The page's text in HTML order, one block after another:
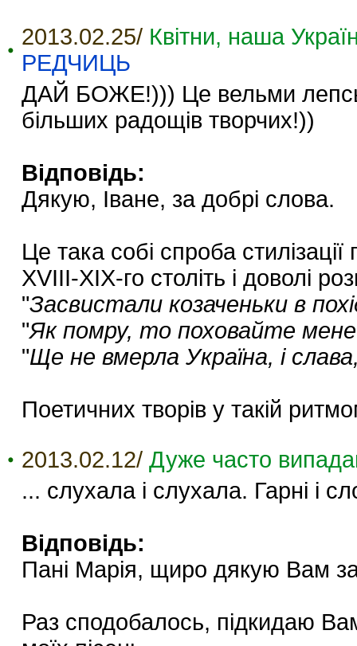
2013.02.25/ Квітни, наша
РЕДЧИЦЬ
ДАЙ БОЖЕ!))) Це вельми
більших радощів творчих!))
Відповідь:
Дякую, Іване, за добрі слова.
Це така собі спроба
XVIII-XIX-го століть і доволі
"Засвистали козаченьки в
"Як помру, то поховайте мене
"Ще не вмерла Україна, і
Поетичних творів у такій
2013.02.12/ Дуже часто
... слухала і слухала. Гарні і
Відповідь:
Пані Марія, щиро дякую Вам
Раз сподобалось, підкидаю Вам